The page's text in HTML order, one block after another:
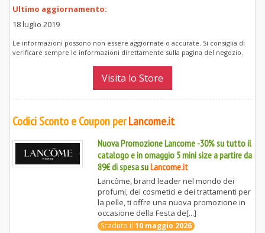
Ultimo aggiornamento:
18 luglio 2019
Le informazioni possono non essere aggiornate o accurate. Si consiglia di
verificare sempre le informazioni direttamente sulla pagina del negozio.
Visita lo Store
Codici Sconto e Coupon perLancome.it
Nuova Promozione Lancome -30% su tutto il
catalogo e in omaggio 5 mini size a partire da
89€ di spesasuLancome.it
Lancôme, brand leader nel mondo dei
profumi, dei cosmetici e dei trattamenti per
la pelle, ti offre una nuova promozione in
occasione della Festa de[...]
Scaduto il 10 maggio 2026